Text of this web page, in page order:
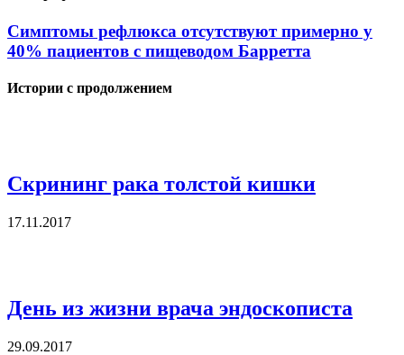
Симптомы рефлюкса отсутствуют примерно у
40% пациентов с пищеводом Барретта
Истории с продолжением
Скрининг рака толстой кишки
17.11.2017
День из жизни врача эндоскописта
29.09.2017